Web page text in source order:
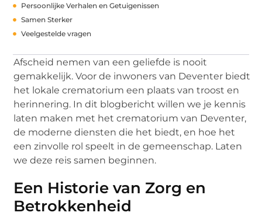
Persoonlijke Verhalen en Getuigenissen
Samen Sterker
Veelgestelde vragen
Afscheid nemen van een geliefde is nooit
gemakkelijk. Voor de inwoners van Deventer biedt
het lokale crematorium een plaats van troost en
herinnering. In dit blogbericht willen we je kennis
laten maken met het crematorium van Deventer,
de moderne diensten die het biedt, en hoe het
een zinvolle rol speelt in de gemeenschap. Laten
we deze reis samen beginnen.
Een Historie van Zorg en
Betrokkenheid